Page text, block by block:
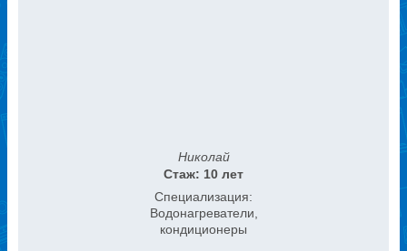
Николай
Стаж: 10 лет
Специализация:
Водонагреватели,
кондиционеры